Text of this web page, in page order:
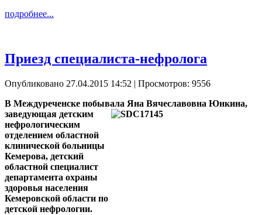
подробнее...
Приезд специалиста-нефролога
Опубликовано 27.04.2015 14:52 | Просмотров: 9556
В Междуреченске побывала Яна Вячеславовна Юнкина,
заведующая детским
нефрологическим
отделением областной
клинической больницы
Кемерова, детский
областной специалист
департамента охраны
здоровья населения
Кемеровской области по
детской нефрологии.